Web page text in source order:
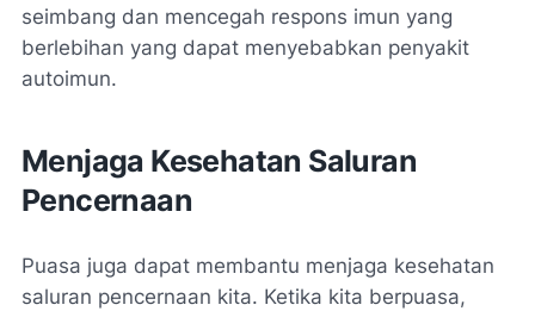
seimbang dan mencegah respons imun yang
berlebihan yang dapat menyebabkan penyakit
autoimun.
Menjaga Kesehatan Saluran
Pencernaan
Puasa juga dapat membantu menjaga kesehatan
saluran pencernaan kita. Ketika kita berpuasa,